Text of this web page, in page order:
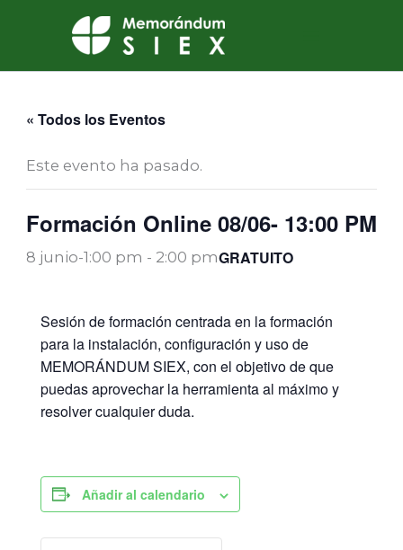
« Todos los Eventos
Este evento ha pasado.
Formación Online 08/06- 13:00 PM
8 junio-1:00 pm - 2:00 pmGRATUITO
Sesión de formación centrada en la formación
para la instalación, configuración y uso de
MEMORÁNDUM SIEX, con el objetivo de que
puedas aprovechar la herramienta al máximo y
resolver cualquier duda.
Añadir al calendario